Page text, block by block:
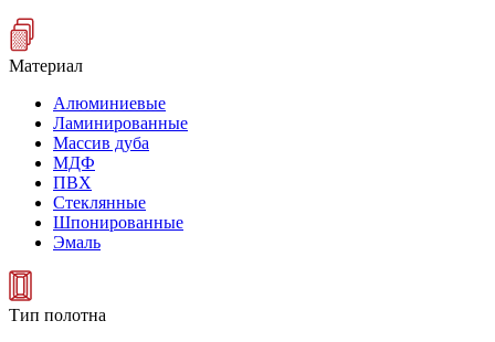
Материал
Алюминиевые
Ламинированные
Массив дуба
МДФ
ПВХ
Стеклянные
Шпонированные
Эмаль
Тип полотна